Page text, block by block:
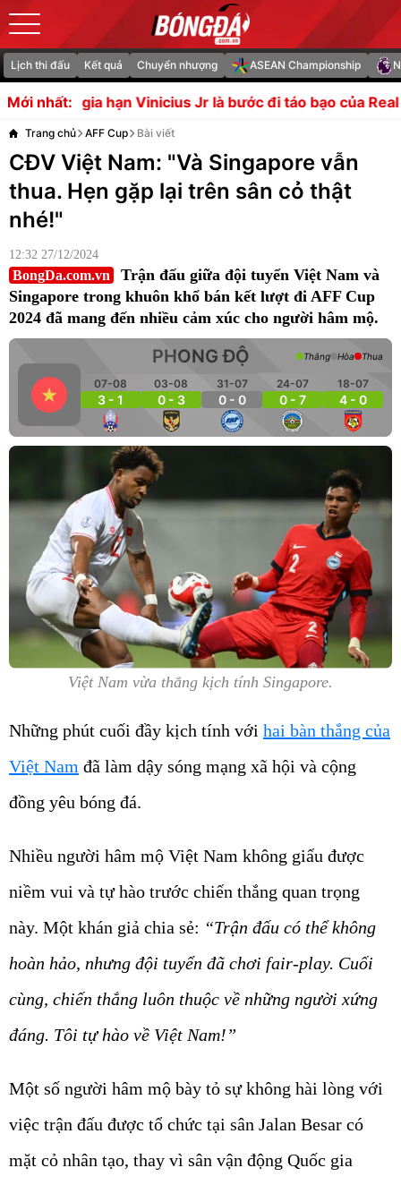
Lịch thi đấu Kết quả Chuyển nhượng ASEAN Championship
Mới nhất:Jr là bước đi táo bạo của Real Madrid Cha của
Trang chủ AFF Cup Bài viết
CĐV Việt Nam: "Và Singapore vẫn
thua. Hẹn gặp lại trên sân cỏ thật
nhé!"
12:32 27/12/2024
BongDa.com.vn
Trận đấu giữa đội tuyển Việt Nam và
Singapore trong khuôn khổ bán kết lượt đi AFF Cup
2024 đã mang đến nhiều cảm xúc cho người hâm mộ.
PHONG ĐỘ
07-08
3 - 1
03-08
0 - 3
31-07
0 - 0
24-07
0 - 7
18-07
4 - 0
Thắng Hòa Thua
Việt Nam vừa thắng kịch tính Singapore.
Những phút cuối đầy kịch tính với hai bàn thắng của
Việt Nam đã làm dậy sóng mạng xã hội và cộng
đồng yêu bóng đá.
Nhiều người hâm mộ Việt Nam không giấu được
niềm vui và tự hào trước chiến thắng quan trọng
này. Một khán giả chia sẻ: “Trận đấu có thể không
hoàn hảo, nhưng đội tuyển đã chơi fair-play. Cuối
cùng, chiến thắng luôn thuộc về những người xứng
đáng. Tôi tự hào về Việt Nam!”
Một số người hâm mộ bày tỏ sự không hài lòng với
việc trận đấu được tổ chức tại sân Jalan Besar có
mặt cỏ nhân tạo, thay vì sân vận động Quốc gia